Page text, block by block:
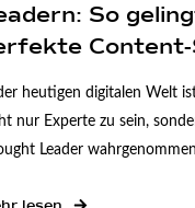
So
heutigen digitalen Welt
nur Experte zu sein,
Leader